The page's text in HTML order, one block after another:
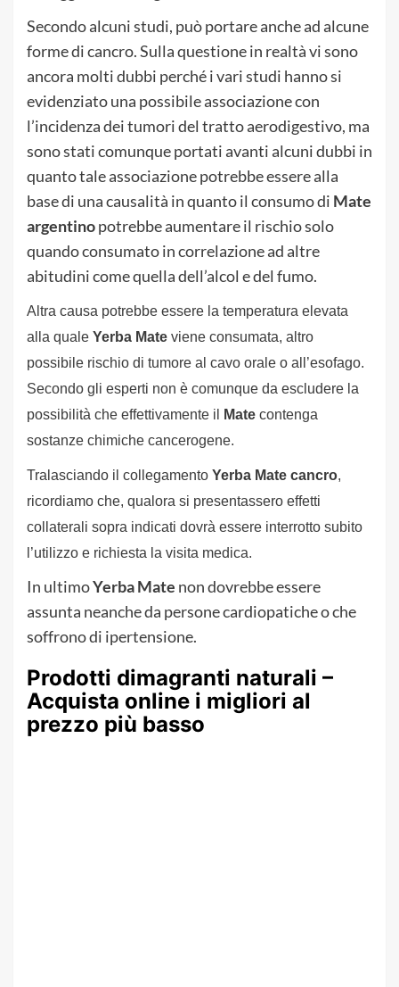
Secondo alcuni studi, può portare anche ad alcune
forme di cancro. Sulla questione in realtà vi sono
ancora molti dubbi perché i vari studi hanno si
evidenziato una possibile associazione con
l’incidenza dei tumori del tratto aerodigestivo, ma
sono stati comunque portati avanti alcuni dubbi in
quanto tale associazione potrebbe essere alla
base di una causalità in quanto il consumo di Mate
argentinopotrebbe aumentare il rischio solo
quando consumato in correlazione ad altre
abitudini come quella dell’alcol e del fumo.
Altra causa potrebbe essere la temperatura elevata
alla quale Yerba Mate viene consumata, altro
possibile rischio di tumore al cavo orale o all’esofago.
Secondo gli esperti non è comunque da escludere la
possibilità che effettivamente il
Mate contenga
sostanze chimiche cancerogene.
Tralasciando il collegamento Yerba Mate cancro,
ricordiamo che, qualora si presentassero effetti
collaterali sopra indicati dovrà essere interrotto subito
l’utilizzo e richiesta la visita medica.
In ultimoYerba Mate non dovrebbe essere
assunta neanche da persone cardiopatiche o che
soffrono di ipertensione.
Prodotti dimagranti naturali –
Acquista online i migliori al
prezzo più basso